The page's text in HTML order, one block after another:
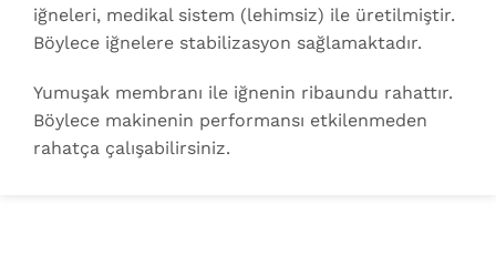
iğneleri, medikal sistem (lehimsiz) ile üretilmiştir.
Böylece iğnelere stabilizasyon sağlamaktadır.
Yumuşak membranı ile iğnenin ribaundu rahattır.
Böylece makinenin performansı etkilenmeden
rahatça çalışabilirsiniz.